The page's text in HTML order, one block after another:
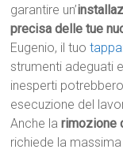
garantire un’
precisa delle tue
Eugenio, il tuo
strumenti adeguati
inesperti
esecuzione del
Anche larimozione
richiede la